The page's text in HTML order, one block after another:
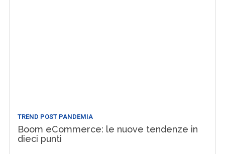
TREND POST PANDEMIA
Boom eCommerce: le nuove tendenze in
dieci punti